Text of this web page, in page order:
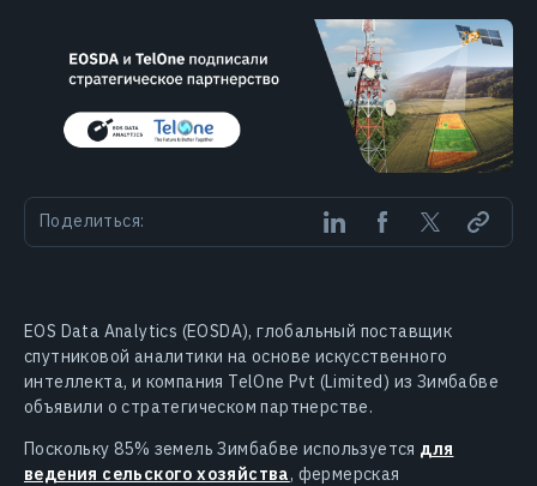
Поделиться:
EOS Data Analytics (EOSDA), глобальный поставщик
спутниковой аналитики на основе искусственного
интеллекта, и компания TelOne Pvt (Limited) из Зимбабве
объявили о стратегическом партнерстве.
Поскольку 85% земель Зимбабве используется для
ведения сельского хозяйства, фермерская